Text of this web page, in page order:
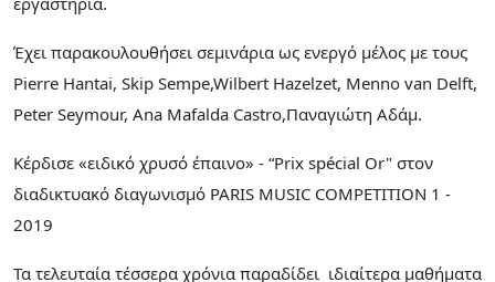
Έχει παρακουλουθήσει σεμινάρια ως ενεργό μέλος με τους
Pierre Hantai, Skip Sempe,Wilbert Hazelzet, Menno van Delft,
Peter Seymour, Ana Mafalda Castro,Παναγιώτη Αδάμ.
Κέρδισε «ειδικό χρυσό έπαινο» - “Prix spécial Or" στον
διαδικτυακό διαγωνισμό PARIS MUSIC COMPETITION 1 -
2019
Τα τελευταία τέσσερα χρόνια παραδίδει ιδιαίτερα μαθήματα